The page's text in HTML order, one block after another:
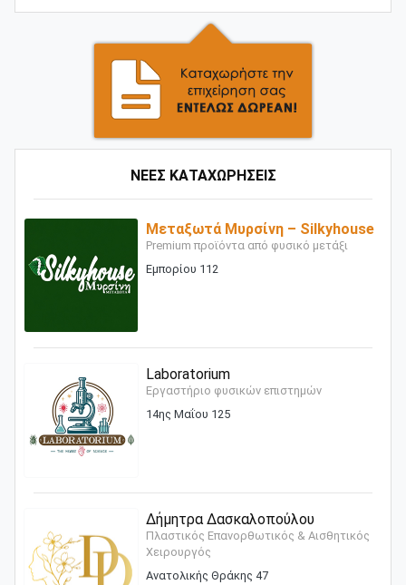
ΝΕΕΣ ΚΑΤΑΧΩΡΗΣΕΙΣ
Μεταξωτά Μυρσίνη – Silkyhouse
Premium προϊόντα από φυσικό μετάξι
Εμπορίου 112
Laboratorium
Εργαστήριο φυσικών επιστημών
14ης Μαΐου 125
Δήμητρα Δασκαλοπούλου
Πλαστικός Επανορθωτικός & Αισθητικός
Χειρουργός
Ανατολικής Θράκης 47